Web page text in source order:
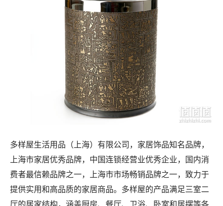
多样屋生活用品（上海）有限公司，家居饰品知名品牌，
上海市家居优秀品牌，中国连锁经营业优秀企业，国内消
费者最信赖品牌之一，上海市市场畅销品牌之一，致力于
提供实用和高品质的家居商品。多样屋的产品满足三室二
厅的居家结构，涵盖厨房、餐厅、卫浴、卧室和居摆等各